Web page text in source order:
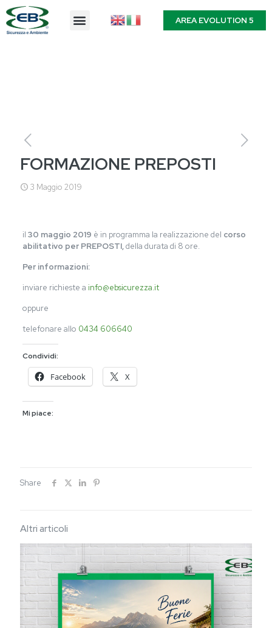
AREA EVOLUTION 5
FORMAZIONE PREPOSTI
3 Maggio 2019
il 30 maggio 2019 è in programma la realizzazione del corso
abilitativo per PREPOSTI,della durata di 8 ore.
Per informazioni:
inviare richieste a info@ebsicurezza.it
oppure
telefonare allo 0434 606640
Condividi:
Facebook X
Mi piace:
Share
Altri articoli